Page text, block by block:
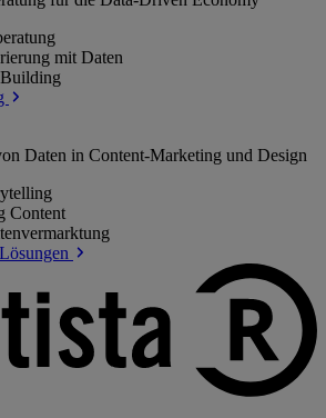
mit Daten
Daten in Content-Marketing und Design
Content